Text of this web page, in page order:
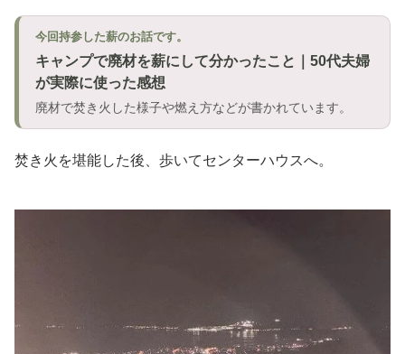
今回持参した薪のお話です。
キャンプで廃材を薪にして分かったこと｜50代夫婦
が実際に使った感想
廃材で焚き火した様子や燃え方などが書かれています。
焚き火を堪能した後、歩いてセンターハウスへ。